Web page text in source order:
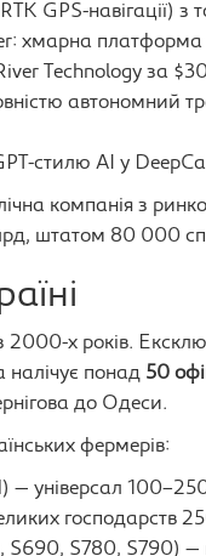
GPS-навігації) з
хмарна платформа
Technology за
автономний
стилю AI у
компанія з
штатом 80 000
2000-х років.
понад 50
до Одеси.
фермерів:
— універсал
господарств
S690, S780, S790) —